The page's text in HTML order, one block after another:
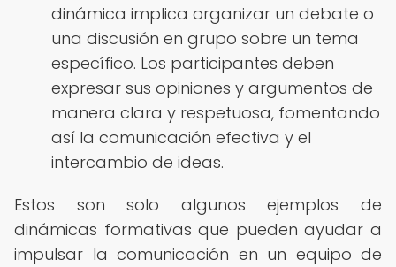
dinámica implica organizar un debate o
una discusión en grupo sobre un tema
específico. Los participantes deben
expresar sus opiniones y argumentos de
manera clara y respetuosa, fomentando
así la comunicación efectiva y el
intercambio de ideas.
Estos son solo algunos ejemplos de
dinámicas formativas que pueden ayudar a
impulsar la comunicación en un equipo de